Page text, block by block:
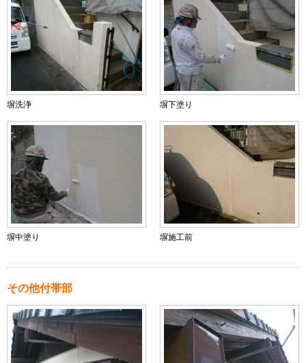
塀洗浄 塀下塗り
塀中塗り 塀施工前
その他付帯部